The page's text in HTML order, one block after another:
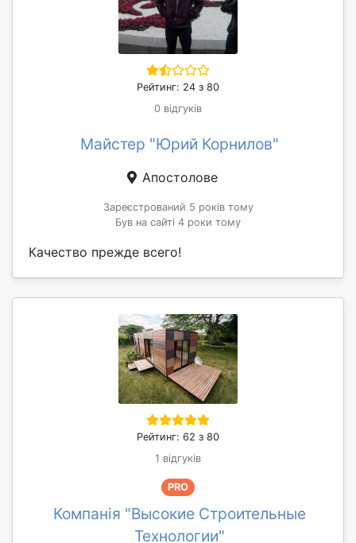
Рейтинг: 24 з 80
0 відгуків
Майстер "Юрий Корнилов"
Апостолове
Зареєстрований 5 років тому
Був на сайті 4 роки тому
Качество прежде всего!
Рейтинг: 62 з 80
1 відгуків
PRO
Компанія "Высокие Строительные
Технологии"